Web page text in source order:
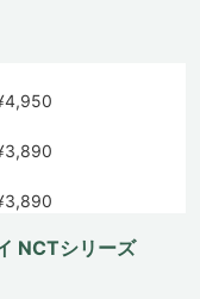
NCTシリーズ